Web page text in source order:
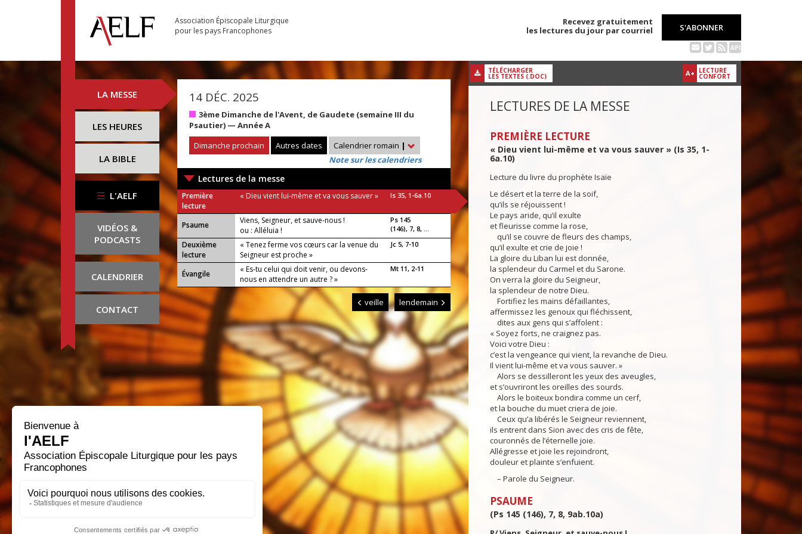
Association Épiscopale Liturgique
pour les pays Francophones
Recevez gratuitement
les lectures du jour par courriel
S'ABONNER
API
LA MESSE
LES HEURES
LA BIBLE
L'AELF
VIDÉOS &
PODCASTS
CALENDRIER
CONTACT
14 DÉC. 2025
3ème Dimanche de l'Avent, de Gaudete (semaine III du
Psautier) — Année A
Dimanche prochain
Autres dates Calendrier romain |
Note sur les calendriers
Lectures de la messe
Première
lecture
« Dieu vient lui-même et va vous sauver » Is 35, 1-6a.10
Psaume
Viens, Seigneur, et sauve-nous !
ou : Alléluia !
Ps 145
(146), 7, 8, ...
Deuxième
lecture
« Tenez ferme vos cœurs car la venue du
Seigneur est proche »
Jc 5, 7-10
Évangile
« Es-tu celui qui doit venir, ou devons-
nous en attendre un autre ? »
Mt 11, 2-11
veille lendemain
A+ LECTURE
CONFORT
TÉLÉCHARGER
LES TEXTES (.DOC)
LECTURES DE LA MESSE
PREMIÈRE LECTURE
« Dieu vient lui-même et va vous sauver » (Is 35, 1-
6a.10)
Lecture du livre du prophète Isaïe
Le désert et la terre de la soif,
qu’ils se réjouissent !
Le pays aride, qu’il exulte
et fleurisse comme la rose,
qu’il se couvre de fleurs des champs,
qu’il exulte et crie de joie !
La gloire du Liban lui est donnée,
la splendeur du Carmel et du Sarone.
On verra la gloire du Seigneur,
la splendeur de notre Dieu.
Fortifiez les mains défaillantes,
affermissez les genoux qui fléchissent,
dites aux gens qui s’affolent :
« Soyez forts, ne craignez pas.
Voici votre Dieu :
c’est la vengeance qui vient, la revanche de Dieu.
Il vient lui-même et va vous sauver. »
Alors se dessilleront les yeux des aveugles,
et s’ouvriront les oreilles des sourds.
Alors le boiteux bondira comme un cerf,
et la bouche du muet criera de joie.
Ceux qu’a libérés le Seigneur reviennent,
ils entrent dans Sion avec des cris de fête,
couronnés de l’éternelle joie.
Allégresse et joie les rejoindront,
douleur et plainte s’enfuient.
– Parole du Seigneur.
PSAUME
(Ps 145 (146), 7, 8, 9ab.10a)